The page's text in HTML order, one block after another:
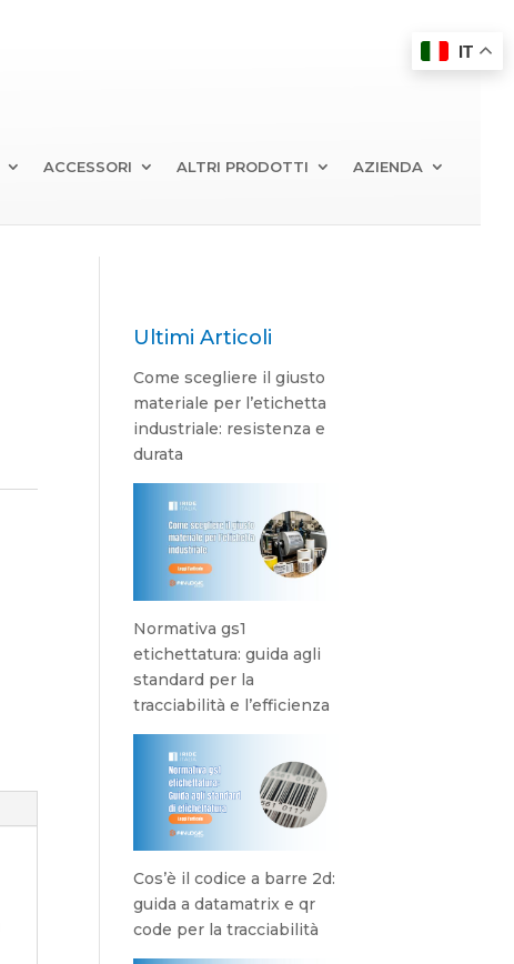
ACCESSORI ALTRI PRODOTTI AZIENDA
Ultimi Articoli
Come scegliere il giusto
materiale per l’etichetta
industriale: resistenza e
durata
Normativa gs1
etichettatura: guida agli
standard per la
tracciabilità e l’efficienza
Cos’è il codice a barre 2d:
guida a datamatrix e qr
code per la tracciabilità
IT